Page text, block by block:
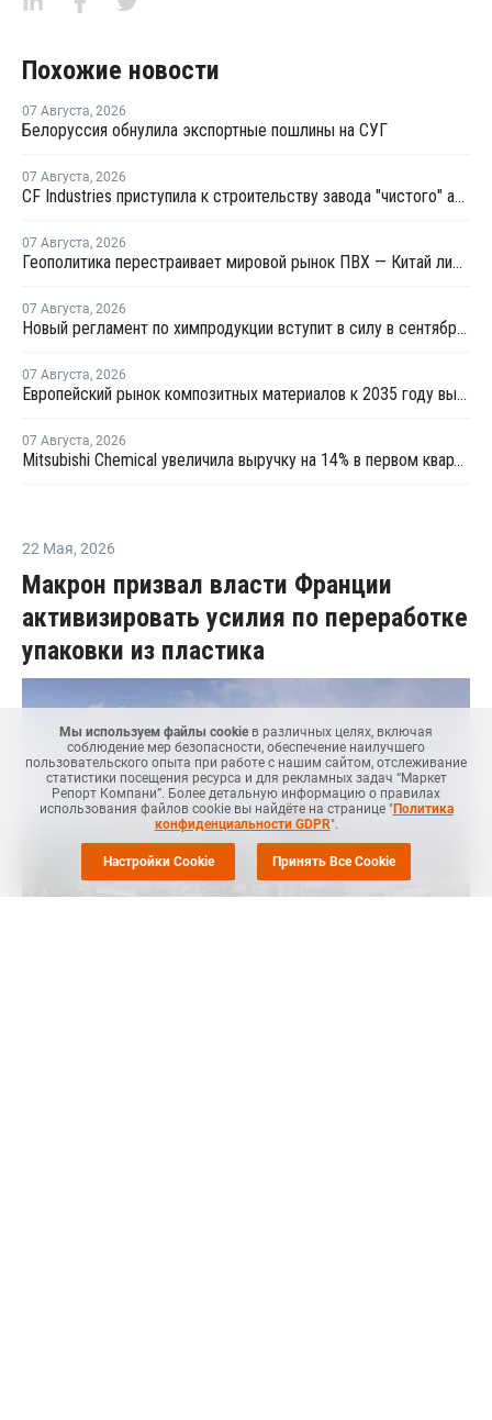
Похожие новости
07 Августа, 2026
Белоруссия обнулила экспортные пошлины на СУГ
07 Августа, 2026
CF Industries приступила к строительству завода "чистого" аммиака за USD4 миллиарда
07 Августа, 2026
Геополитика перестраивает мировой рынок ПВХ — Китай лидирует в экспорте
07 Августа, 2026
Новый регламент по химпродукции вступит в силу в сентябре 2027 года
07 Августа, 2026
Европейский рынок композитных материалов к 2035 году вырастет до USD47,5 млрд
07 Августа, 2026
Mitsubishi Chemical увеличила выручку на 14% в первом квартале японского финансового года
22 Мая, 2026
Макрон призвал власти Франции
активизировать усилия по переработке
упаковки из пластика
Мы используем файлы cookie в различных целях, включая
соблюдение мер безопасности, обеспечение наилучшего
пользовательского опыта при работе с нашим сайтом, отслеживание
статистики посещения ресурса и для рекламных задач “Маркет
Репорт Компани”. Более детальную информацию о правилах
использования файлов cookie вы найдёте на странице "Политика
конфиденциальности GDPR".
Настройки Cookie Принять Все Cookie